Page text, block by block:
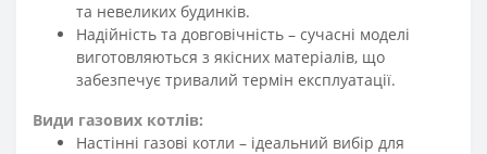
та невеликих будинків.
Надійність та довговічність – сучасні моделі
виготовляються з якісних матеріалів, що
забезпечує тривалий термін експлуатації.
Види газових котлів:
Настінні газові котли – ідеальний вибір для